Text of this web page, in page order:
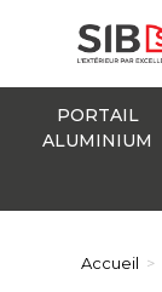
PORTAIL
ALUMINIUM
Accueil >